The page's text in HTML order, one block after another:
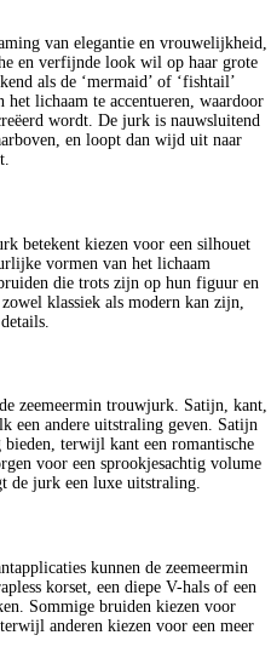
van elegantie en vrouwelijkheid,
en verfijnde look wil op haar grote
als de ‘mermaid’ of ‘fishtail’
lichaam te accentueren, waardoor
wordt. De jurk is nauwsluitend
en loopt dan wijd uit naar
betekent kiezen voor een silhouet
vormen van het lichaam
die trots zijn op hun figuur en
klassiek als modern kan zijn,
zeemeermin trouwjurk. Satijn, kant,
een andere uitstraling geven. Satijn
bieden, terwijl kant een romantische
voor een sprookjesachtig volume
de jurk een luxe uitstraling.
kunnen de zeemeermin
korset, een diepe V-hals of een
Sommige bruiden kiezen voor
anderen kiezen voor een meer